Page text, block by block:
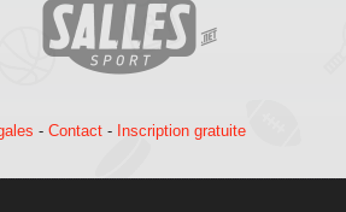
- Contact - Inscription gratuite